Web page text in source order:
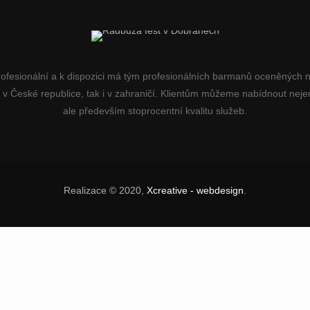
a k dispozici má tým profesionálních barmanů oceněných
České republice, tak i v zahraničí. Klientům můžeme nabídnout
ale především stoprocentní kvalitu služeb.
Realizace © 2020, Xcreative - webdesign